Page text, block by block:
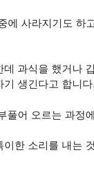
에 사라지기도 하
과식을 했거나
기 생긴다고 합니
풀어 오르는 과정
한 소리를 내는